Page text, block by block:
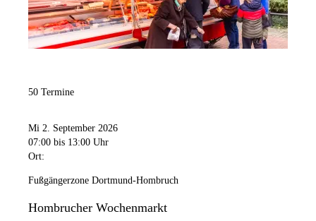
50 Termine
Mi 2. September 2026
07:00 bis 13:00 Uhr
Ort:
Fußgängerzone Dortmund-Hombruch
Hombrucher Wochenmarkt